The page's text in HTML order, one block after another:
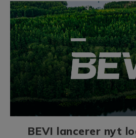
BEVI lancerer nyt